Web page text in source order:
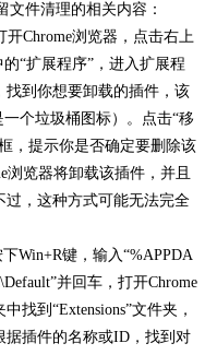
文件清理的相关内容：
Chrome浏览器，点击右上
“扩展程序”，进入扩展程
找到你想要卸载的插件，该
个垃圾桶图标）。点击“移
，提示你是否确定要删除该
浏览器将卸载该插件，并且
，这种方式可能无法完全
Win+R键，输入“%APPDA
并回车，打开Chrome
找到“Extensions”文件夹，
据插件的名称或ID，找到对